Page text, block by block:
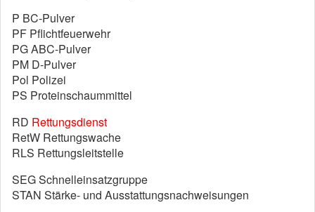
P BC-Pulver
PF Pflichtfeuerwehr
PG ABC-Pulver
PM D-Pulver
Pol Polizei
PS Proteinschaummittel
RD Rettungsdienst
RetW Rettungswache
RLS Rettungsleitstelle
SEG Schnelleinsatzgruppe
STAN Stärke- und Ausstattungsnachweisungen